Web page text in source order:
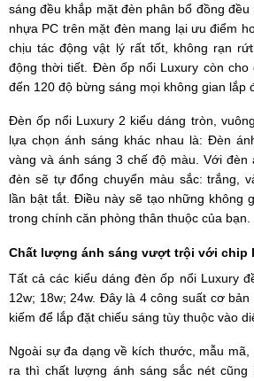
sáng đều khắp mặt đèn phân bổ đồng đều
nhựa PC trên mặt đèn mang lại ưu điểm
chịu tác động vật lý rất tốt, không rạn
động thời tiết. Đèn ốp nổi Luxury còn cho
đến 120 độ bừng sáng mọi không gian lắp
Đèn ốp nổi Luxury 2 kiểu dáng tròn,
lựa chọn ánh sáng khác nhau là: Đèn
vàng và ánh sáng 3 chế độ màu. Với đèn
đèn sẽ tự đổng chuyển màu sắc: trắng,
lần bật tắt. Điều này sẽ tạo những không
trong chính căn phòng thân thuộc của bạn.
Chất lượng ánh sáng vượt trội với chip
Tất cả các kiểu dáng đèn ốp nổi Luxury
12w; 18w; 24w. Đây là 4 công suất cơ
kiếm để lắp đặt chiếu sáng tùy thuộc vào
Ngoài sự đa dạng về kích thước, mẫu
ra thì chất lượng ánh sáng sắc nét cũng